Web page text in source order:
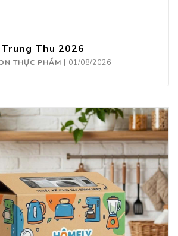
Thu 2026
THỰC PHẨM | 01/08/2026